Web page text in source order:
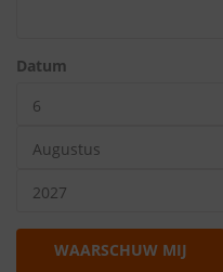
Datum
WAARSCHUW MIJ